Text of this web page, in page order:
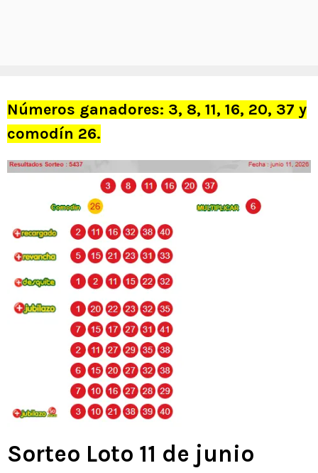
Números ganadores: 3, 8, 11, 16, 20, 37 y
comodín 26.
Sorteo Loto 11 de junio